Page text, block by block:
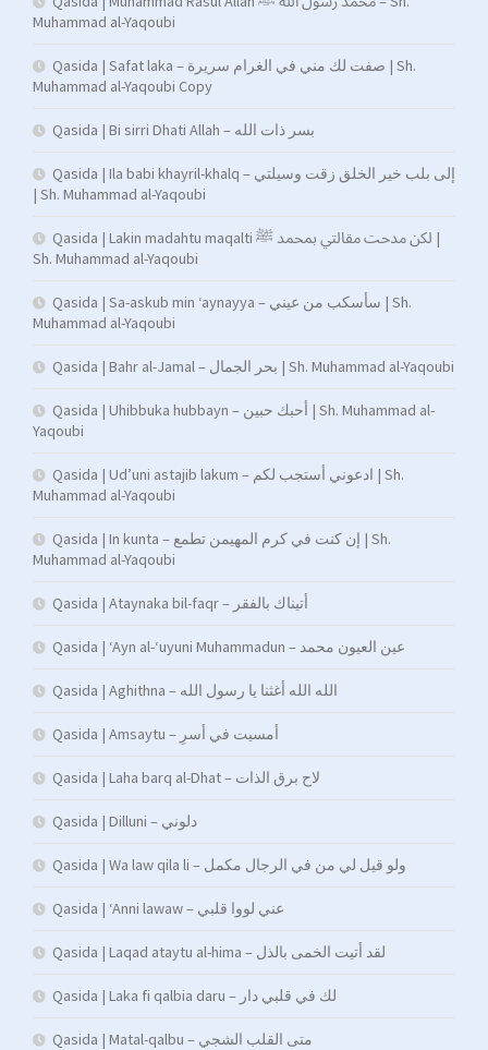
Muhammad al-Yaqoubi
Qasida | Safat laka – صفت لك مني في الغرام سريرة | Sh.
Muhammad al-Yaqoubi Copy
Qasida | Bi sirri Dhati Allah – بسر ذات الله
Qasida | Ila babi khayril-khalq – إلى بلب خير الخلق زقت وسيلتي
| Sh. Muhammad al-Yaqoubi
Qasida | Lakin madahtu maqalti لكن مدحت مقالتي بمحمد ﷺ |
Sh. Muhammad al-Yaqoubi
Qasida | Sa-askub min ‘aynayya – سأسكب من عيني | Sh.
Muhammad al-Yaqoubi
Qasida | Bahr al-Jamal – بحر الجمال | Sh. Muhammad al-Yaqoubi
Qasida | Uhibbuka hubbayn – أحبك حبين | Sh. Muhammad al-
Yaqoubi
Qasida | Ud’uni astajib lakum – ادعوني أستجب لكم | Sh.
Muhammad al-Yaqoubi
Qasida | In kunta – إن كنت في كرم المهيمن تطمع | Sh.
Muhammad al-Yaqoubi
Qasida | Ataynaka bil-faqr – أتيناك بالفقر
Qasida | ‘Ayn al-‘uyuni Muhammadun – عين العيون محمد
Qasida | Aghithna – الله الله أغثنا يا رسول الله
Qasida | Amsaytu – أمسیت في أسرِ
Qasida | Laha barq al-Dhat – لاح برق الذات
Qasida | Dilluni – دلوني
Qasida | Wa law qila li – ولو قيل لي من في الرجال مكمل
Qasida | ‘Anni lawaw – عني لووا قلبي
Qasida | Laqad ataytu al-hima – لقد أتيت الخمى بالذل
Qasida | Laka fi qalbia daru – لك في قلبي دار
Qasida | Matal-qalbu – متى القلب الشجي